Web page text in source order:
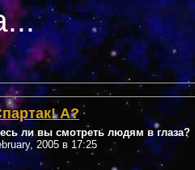
А?
ли вы смотреть людям в глаза?
2005 в 17:25